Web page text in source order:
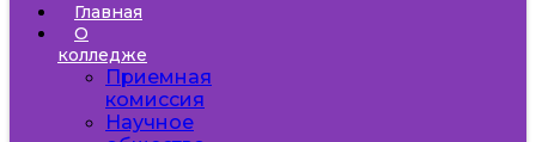
Главная
О
колледже
Приемная
комиссия
Научное